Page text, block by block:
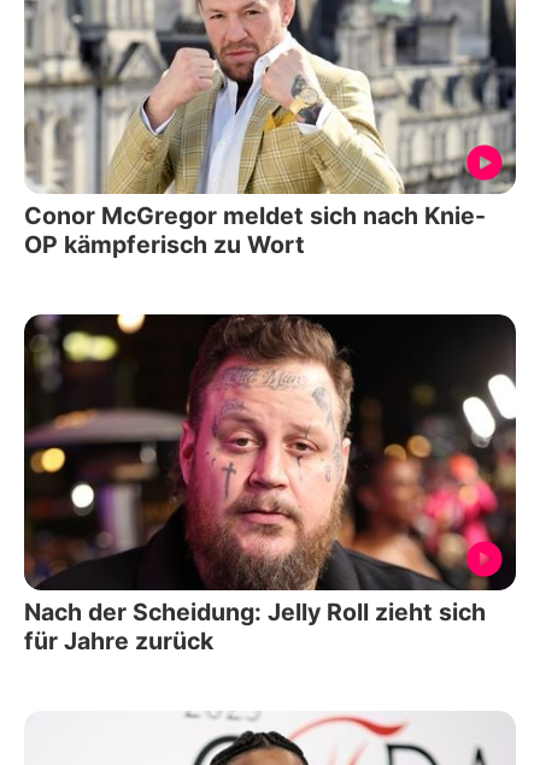
Conor McGregor meldet sich nach Knie-
OP kämpferisch zu Wort
Nach der Scheidung: Jelly Roll zieht sich
für Jahre zurück